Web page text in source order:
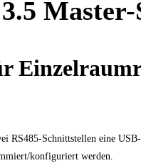
Master-
RS485-Schnittstellen eine
konfiguriert werden.